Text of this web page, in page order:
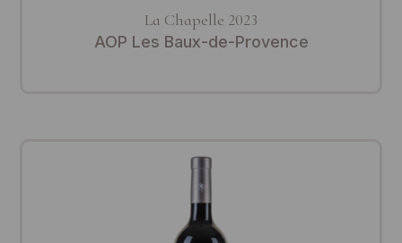
La Chapelle 2023
AOP Les Baux-de-Provence